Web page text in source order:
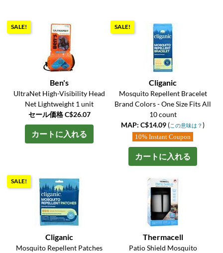
SALE!
Ben's
UltraNet High-Visibility Head
Net Lightweight 1 unit
セール価格 C$26.07
カートに入れる
SALE!
Cliganic
Mosquito Repellent Bracelet
Brand Colors - One Size Fits All
10 count
MAP: C$14.09 (この意味は？)
10% Instant Coupon
カートに入れる
SALE!
Cliganic
Mosquito Repellent Patches
Thermacell
Patio Shield Mosquito